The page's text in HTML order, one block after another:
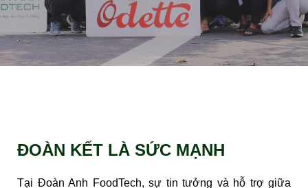
ĐOÀN KẾT LÀ SỨC MẠNH
Tại Đoàn Anh FoodTech, sự tin tưởng và hỗ trợ giữa